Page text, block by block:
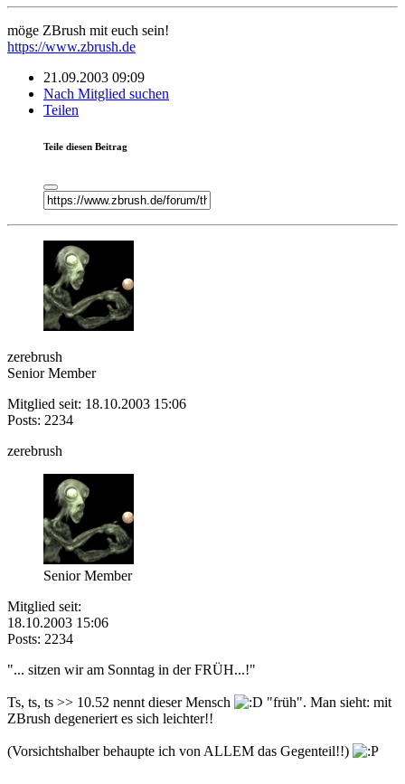
möge ZBrush mit euch sein!
https://www.zbrush.de
21.09.2003 09:09
Nach Mitglied suchen
Teilen
Teile diesen Beitrag
zerebrush
Senior Member
Mitglied seit: 18.10.2003 15:06
Posts: 2234
zerebrush
Senior Member
Mitglied seit:
18.10.2003 15:06
Posts: 2234
"... sitzen wir am Sonntag in der FRÜH...!"
Ts, ts, ts >> 10.52 nennt dieser Mensch
"früh". Man sieht: mit
ZBrush degeneriert es sich leichter!!
(Vorsichtshalber behaupte ich von ALLEM das Gegenteil!!)